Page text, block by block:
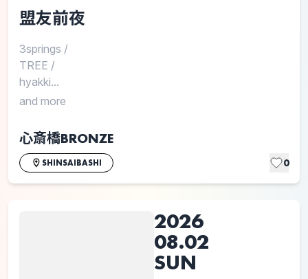
盟友前夜
3springs /
TREE /
hyakki...
and more
心斎橋BRONZE
SHINSAIBASHI 0
2026
08.02
SUN